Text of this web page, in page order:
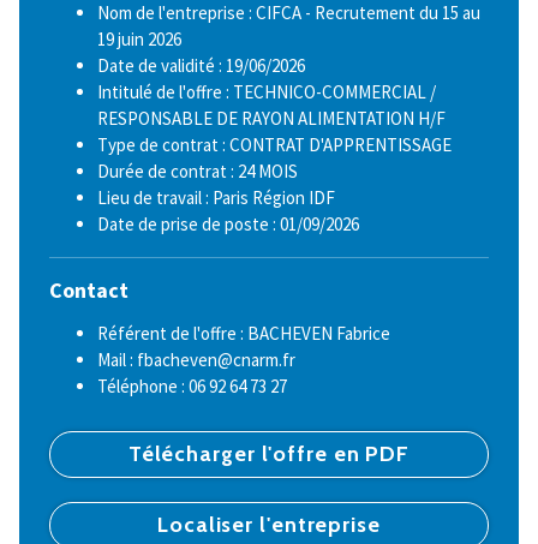
Nom de l'entreprise : CIFCA - Recrutement du 15 au
19 juin 2026
Date de validité : 19/06/2026
Intitulé de l'offre : TECHNICO-COMMERCIAL /
RESPONSABLE DE RAYON ALIMENTATION H/F
Type de contrat : CONTRAT D'APPRENTISSAGE
Durée de contrat : 24 MOIS
Lieu de travail : Paris Région IDF
Date de prise de poste : 01/09/2026
Contact
Référent de l'offre : BACHEVEN Fabrice
Mail : fbacheven@cnarm.fr
Téléphone : 06 92 64 73 27
Télécharger l'offre en PDF
Localiser l'entreprise